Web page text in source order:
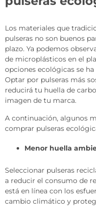
Los materiales que
pulseras no son buenos
plazo. Ya podemos
de microplásticos en el
opciones ecológicas se
Optar por pulseras más
reducirá tu huella de
imagen de tu marca.
A continuación, algunos
comprar pulseras
Menor huella
Seleccionar pulseras
a reducir el consumo de
está en línea con los
cambio climático y